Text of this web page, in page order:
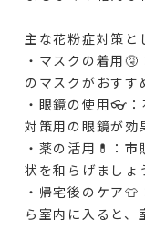
主な花粉症対策と
・マスクの着用
のマスクがおすす
・眼鏡の使用👓
対策用の眼鏡が効
・薬の活用💊：
状を和らげましょ
・帰宅後のケア
ら室内に入ると、